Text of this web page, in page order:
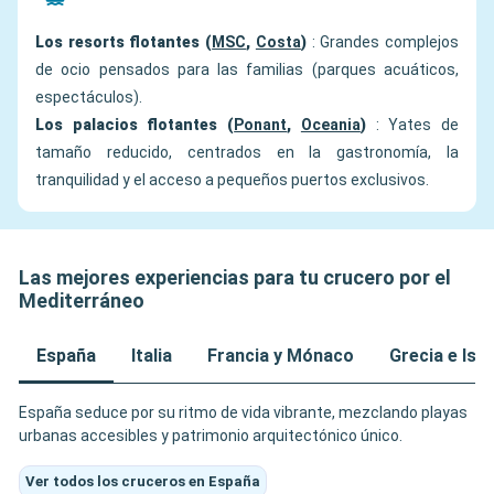
Los resorts flotantes (MSC, Costa): Grandes complejos
de ocio pensados para las familias (parques acuáticos,
espectáculos).
Los palacios flotantes (Ponant, Oceania): Yates de
tamaño reducido, centrados en la gastronomía, la
tranquilidad y el acceso a pequeños puertos exclusivos.
Las mejores experiencias para tu crucero por el
Mediterráneo
España Italia Francia y Mónaco Grecia e
España seduce por su ritmo de vida vibrante, mezclando playas
urbanas accesibles y patrimonio arquitectónico único.
Ver todos los cruceros en España